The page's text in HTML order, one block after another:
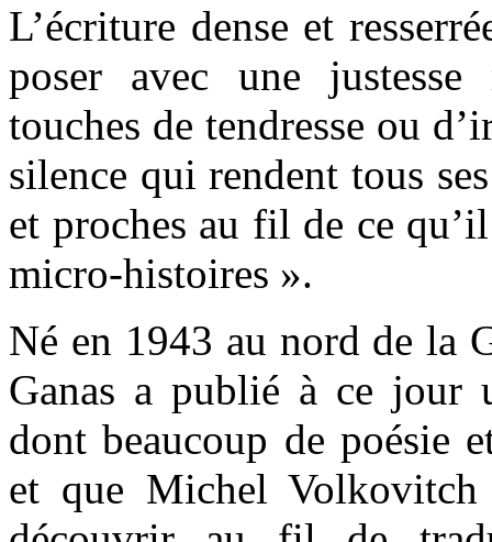
L’écriture dense et
poser avec une justesse
touches de tendresse ou
silence qui rendent tous
et proches au fil de ce
micro-histoires ».
Né en 1943 au nord de la
Ganas a publié à ce jour
dont beaucoup de poésie
et que Michel